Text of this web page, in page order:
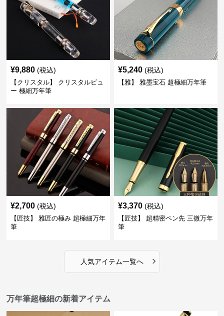
¥9,880 (税込)
【クリスタル】 クリスタルビュ
ー 極細万年筆
¥5,240 (税込)
【雅】 雅墨宝石 超極細万年筆
¥2,700 (税込)
【匠技】 雅匠の極み 超極細万年
筆
¥3,370 (税込)
【匠技】 超精密ペン先 三微万年
筆
人気アイテム一覧へ ›
万年筆超極細の新着アイテム